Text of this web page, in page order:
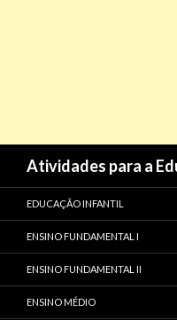
Atividades para a
EDUCAÇÃO INFANTIL
ENSINO FUNDAMENTAL I
ENSINO FUNDAMENTAL II
ENSINO MÉDIO